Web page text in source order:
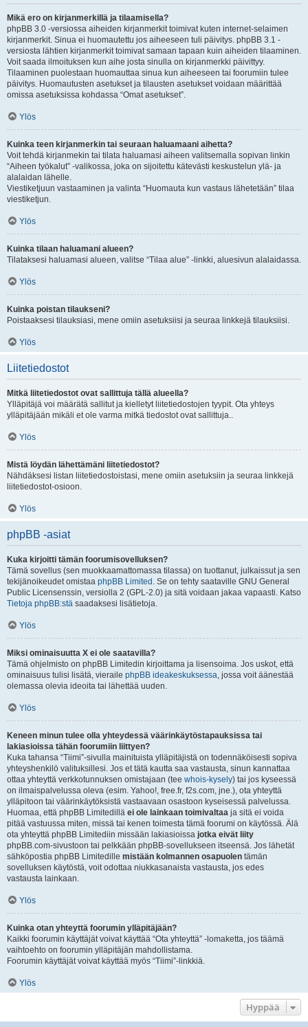
Mikä ero on kirjanmerkillä ja tilaamisella?
phpBB 3.0 -versiossa aiheiden kirjanmerkit toimivat kuten internet-selaimen
kirjanmerkit. Sinua ei huomautettu jos aiheeseen tuli päivitys. phpBB 3.1 -
versiosta lähtien kirjanmerkit toimivat samaan tapaan kuin aiheiden tilaaminen.
Voit saada ilmoituksen kun aihe josta sinulla on kirjanmerkki päivittyy.
Tilaaminen puolestaan huomauttaa sinua kun aiheeseen tai foorumiin tulee
päivitys. Huomautusten asetukset ja tilausten asetukset voidaan määrittää
omissa asetuksissa kohdassa “Omat asetukset”.
Ylös
Kuinka teen kirjanmerkin tai seuraan haluamaani aihetta?
Voit tehdä kirjanmekin tai tilata haluamasi aiheen valitsemalla sopivan linkin
“Aiheen työkalut” -valikossa, joka on sijoitettu kätevästi keskustelun ylä- ja
alalaidan lähelle.
Viestiketjuun vastaaminen ja valinta “Huomauta kun vastaus lähetetään” tilaa
viestiketjun.
Ylös
Kuinka tilaan haluamani alueen?
Tilataksesi haluamasi alueen, valitse “Tilaa alue” -linkki, aluesivun alalaidassa.
Ylös
Kuinka poistan tilaukseni?
Poistaaksesi tilauksiasi, mene omiin asetuksiisi ja seuraa linkkejä tilauksiisi.
Ylös
Liitetiedostot
Mitkä liitetiedostot ovat sallittuja tällä alueella?
Ylläpitäjä voi määrätä sallitut ja kielletyt liitetiedostojen tyypit. Ota yhteys
ylläpitäjään mikäli et ole varma mitkä tiedostot ovat sallittuja..
Ylös
Mistä löydän lähettämäni liitetiedostot?
Nähdäksesi listan liitetiedostoistasi, mene omiin asetuksiin ja seuraa linkkejä
liitetiedostot-osioon.
Ylös
phpBB -asiat
Kuka kirjoitti tämän foorumisovelluksen?
Tämä sovellus (sen muokkaamattomassa tilassa) on tuottanut, julkaissut ja sen
tekijänoikeudet omistaa phpBB Limited . Se on tehty saataville GNU General
Public Licensenssin, versiolla 2 (GPL-2.0) ja sitä voidaan jakaa vapaasti. Katso
Tietoja phpBB:stä saadaksesi lisätietoja.
Ylös
Miksi ominaisuutta X ei ole saatavilla?
Tämä ohjelmisto on phpBB Limitedin kirjoittama ja lisensoima. Jos uskot, että
ominaisuus tulisi lisätä, vieraile phpBB ideakeskuksessa, jossa voit äänestää
olemassa olevia ideoita tai lähettää uuden.
Ylös
Keneen minun tulee olla yhteydessä väärinkäytöstapauksissa tai
lakiasioissa tähän foorumiin liittyen?
Kuka tahansa “Tiimi”-sivulla mainituista ylläpitäjistä on todennäköisesti sopiva
yhteyshenkilö valituksillesi. Jos et tätä kautta saa vastausta, sinun kannattaa
ottaa yhteyttä verkkotunnuksen omistajaan (tee whois-kysely) tai jos kyseessä
on ilmaispalvelussa oleva (esim. Yahoo!, free.fr, f2s.com, jne.), ota yhteyttä
ylläpitoon tai väärinkäytöksistä vastaavaan osastoon kyseisessä palvelussa.
Huomaa, että phpBB Limitedillä ei ole lainkaan toimivaltaa ja sitä ei voida
pitää vastuussa miten, missä tai kenen toimesta tämä foorumi on käytössä. Älä
ota yhteyttä phpBB Limitediin missään lakiasioissa jotka eivät liity
phpBB.com-sivustoon tai pelkkään phpBB-sovellukseen itseensä. Jos lähetät
sähköpostia phpBB Limitedille mistään kolmannen osapuolen tämän
sovelluksen käytöstä, voit odottaa niukkasanaista vastausta, jos edes
vastausta lainkaan.
Ylös
Kuinka otan yhteyttä foorumin ylläpitäjään?
Kaikki foorumin käyttäjät voivat käyttää “Ota yhteyttä” -lomaketta, jos täämä
vaihtoehto on foorumin ylläpitäjän mahdollistama.
Foorumin käyttäjät voivat käyttää myös “Tiimi”-linkkiä.
Ylös
Hyppää